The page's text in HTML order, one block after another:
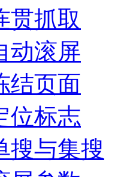
贯抓取
动滚屏
结页面
位标志
搜与集搜